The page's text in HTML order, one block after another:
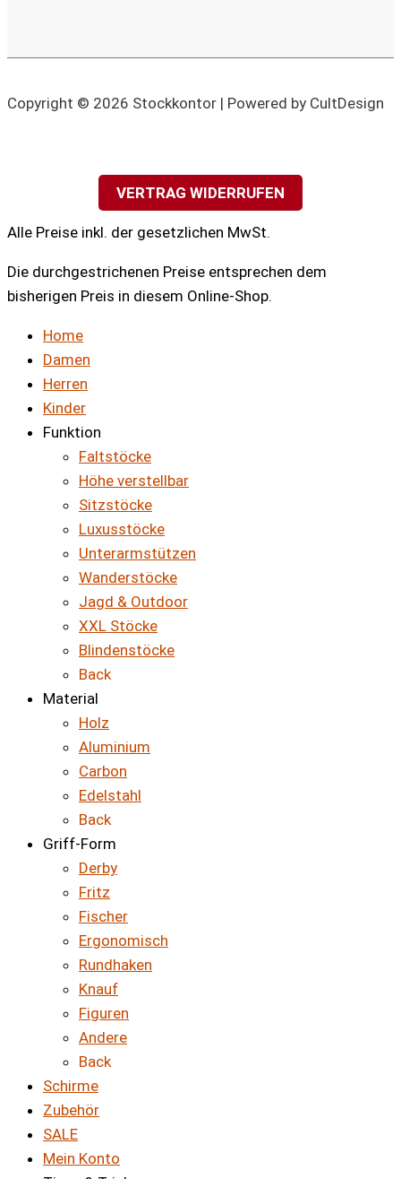
Copyright © 2026 Stockkontor | Powered by CultDesign
VERTRAG WIDERRUFEN
Alle Preise inkl. der gesetzlichen MwSt.
Die durchgestrichenen Preise entsprechen dem
bisherigen Preis in diesem Online-Shop.
Home
Damen
Herren
Kinder
Funktion
Faltstöcke
Höhe verstellbar
Sitzstöcke
Luxusstöcke
Unterarmstützen
Wanderstöcke
Jagd & Outdoor
XXL Stöcke
Blindenstöcke
Back
Material
Holz
Aluminium
Carbon
Edelstahl
Back
Griff-Form
Derby
Fritz
Fischer
Ergonomisch
Rundhaken
Knauf
Figuren
Andere
Back
Schirme
Zubehör
SALE
Mein Konto